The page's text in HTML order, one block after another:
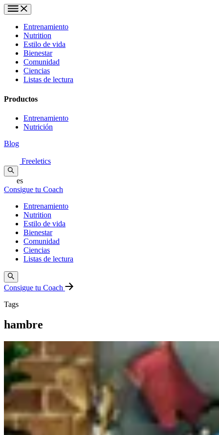
Entrenamiento
Nutrition
Estilo de vida
Bienestar
Comunidad
Ciencias
Listas de lectura
Productos
Entrenamiento
Nutrición
Blog
Freeletics
es
Consigue tu Coach
Entrenamiento
Nutrition
Estilo de vida
Bienestar
Comunidad
Ciencias
Listas de lectura
Consigue tu Coach
Tags
hambre